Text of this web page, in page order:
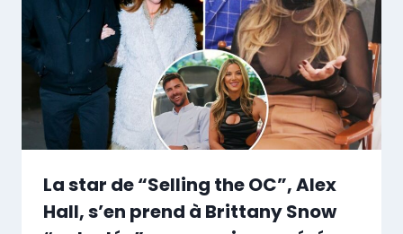
La star de “Selling the OC”, Alex
Hall, s’en prend à Brittany Snow